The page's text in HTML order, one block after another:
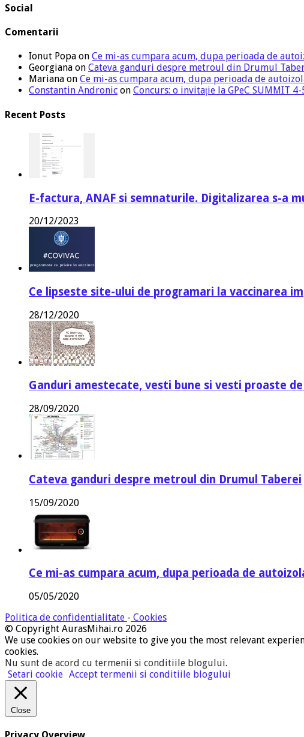
Social
Comentarii
Ionut Popa on Ce mi-as cumpara acum, dupa perioada de
Georgiana on Cateva ganduri despre metroul din Drumul
Mariana on Ce mi-as cumpara acum, dupa perioada de
Constantin Andronic on Concurs: o invitație la GPeC SUMMIT
Recent Posts
E-factura, ANAF si semnaturile. Digitalizarea s-a
20/12/2023
Ce lipseste site-ului de programari la vaccinarea
28/12/2020
Ganduri amestecate, vesti bune si vesti proaste
28/09/2020
Cateva ganduri despre metroul din Drumul Taberei
15/09/2020
Ce mi-as cumpara acum, dupa perioada de
05/05/2020
Politica de confidentialitate - Cookies
© Copyright AurasMihai.ro 2026
We use cookies on our website to give you the most relevant
cookies.
Nu sunt de acord cu termenii si conditiile blogului.
Setari cookie Accept termenii si conditiile blogului
Close